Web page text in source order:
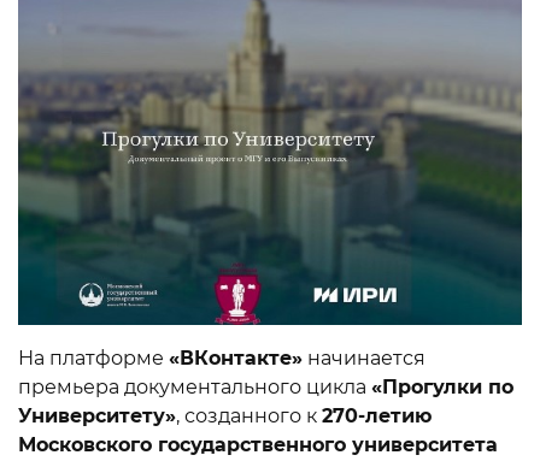
На платформе «ВКонтакте» начинается
премьера документального цикла «Прогулки по
Университету», созданного к 270-летию
Московского государственного университета